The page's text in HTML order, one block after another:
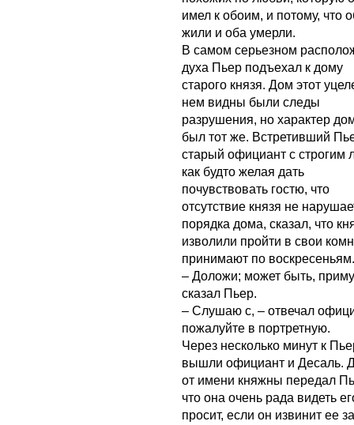
имел к обоим, и потому, что
жили и оба умерли.
В самом серьезном
духа Пьер подъехал к дому
старого князя. Дом этот
нем видны были следы
разрушения, но характер
был тот же. Встретивший
старый официант с строгим
как будто желая дать
почувствовать гостю, что
отсутствие князя не
порядка дома, сказал, что
изволили пройти в свои
принимают по воскресеньям.
– Доложи; может быть,
сказал Пьер.
– Слушаю с, – отвечал
пожалуйте в портретную.
Через несколько минут к
вышли официант и Десаль.
от имени княжны передал
что она очень рада видеть
просит, если он извинит ее за